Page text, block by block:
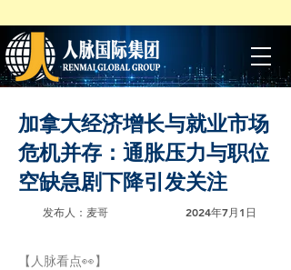
加拿大经济增长与就业市场
危机并存：通胀压力与职位
空缺急剧下降引发关注
发布人：麦哥 2024年7月1日
【人脉看点👀】